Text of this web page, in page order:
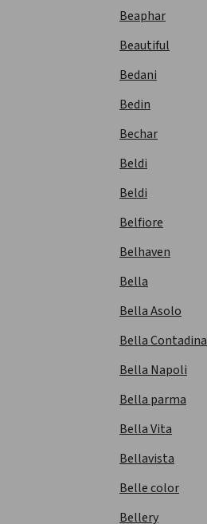
Beaphar
Beautiful
Bedani
Bedin
Bechar
Beldi
Beldi
Belfiore
Belhaven
Bella
Bella Asolo
Bella Contadina
Bella Napoli
Bella parma
Bella Vita
Bellavista
Belle color
Bellery